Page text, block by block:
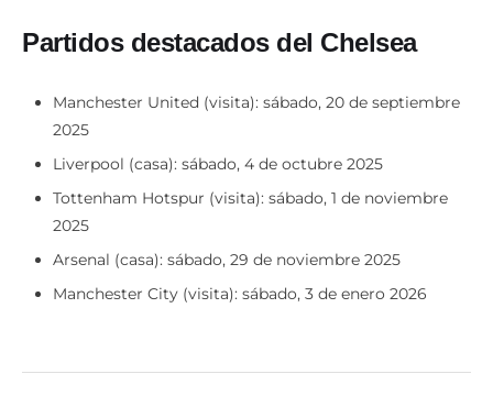
Partidos destacados del Chelsea
Manchester United (visita): sábado, 20 de septiembre
2025
Liverpool (casa): sábado, 4 de octubre 2025
Tottenham Hotspur (visita): sábado, 1 de noviembre
2025
Arsenal (casa): sábado, 29 de noviembre 2025
Manchester City (visita): sábado, 3 de enero 2026